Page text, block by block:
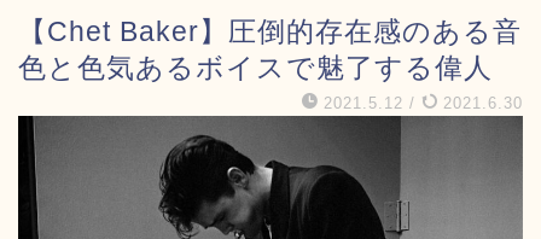
【Chet Baker】圧倒的存在感のある音
色と色気あるボイスで魅了する偉人
2021.5.12 / 2021.6.30